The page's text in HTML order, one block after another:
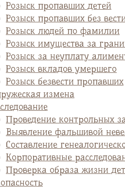
Розыск пропавших детей
Розыск пропавших без
Розыск людей по фамилии
Розыск имущества за
Розыск за неуплату
Розыск вкладов умершего
Розыск безвести пропавших
измена
Проведение контрольных
Выявление фальшивой
Cоставление
Корпоративные
Проверка образа жизни